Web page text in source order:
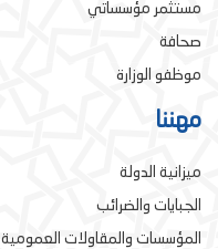
مستثمر مؤسساتي
صحافة
موظفو الوزارة
مهننا
ميزانية الدولة
الجبايات والضرائب
المؤسسات والمقاولات العمومية